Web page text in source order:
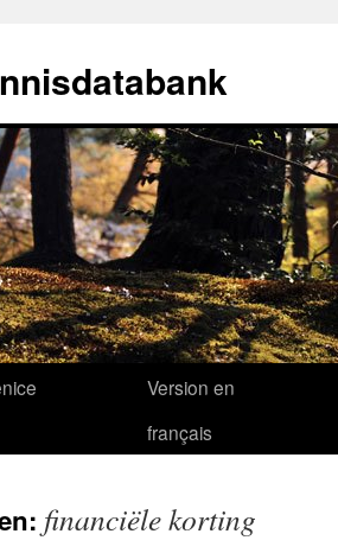
Version en
français
financiële korting